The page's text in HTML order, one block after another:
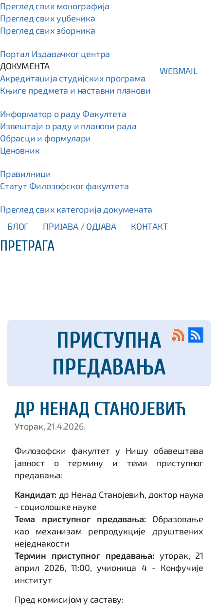
Преглед свих монографија
Преглед свих уџбеника
Преглед свих зборника
Портал Издавачког центра
ДОКУМЕНТА
Акредитација студијских програма
Књиге предмета и наставни планови
Информатор о раду Факултета
Извештаји о раду и планови рада
Обрасци и формулари
Ценовник
Правилници
Статут Филозофског факултета
Преглед свих категорија докумената
WEBMAIL
БЛОГ ПРИЈАВА / OДЈАВА КОНТАКТ
ПРЕТРАГА
ПРИСТУПНА
ПРЕДАВАЊА
ДР НЕНАД СТАНОЈЕВИЋ
Уторак, 21.4.2026.
Филозофски факултет у Нишу обавештава
јавност о термину и теми приступног
предавања:
Кандидат: др Ненад Станојевић, доктор наука
- социолошке науке
Тема приступног предавања: Образовање
као механизам репродукције друштвених
неједнакости
Термин приступног предавања: уторак, 21
април 2026, 11:00, учионица 4 - Конфучије
институт
Пред комисијом у саставу: